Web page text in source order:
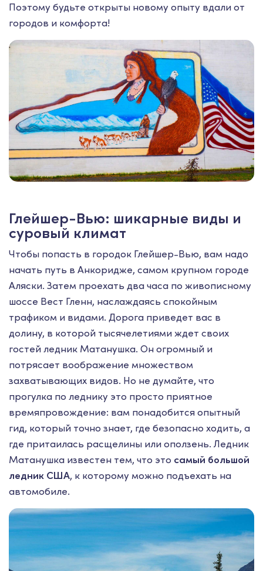
Поэтому будьте открыты новому опыту вдали от
городов и комфорта!
Глейшер-Вью: шикарные виды и
суровый климат
Чтобы попасть в городок Глейшер-Вью, вам надо
начать путь в Анкоридже, самом крупном городе
Аляски. Затем проехать два часа по живописному
шоссе Вест Гленн, наслаждаясь спокойным
трафиком и видами. Дорога приведет вас в
долину, в которой тысячелетиями ждет своих
гостей ледник Матанушка. Он огромный и
потрясает воображение множеством
захватывающих видов. Но не думайте, что
прогулка по леднику это просто приятное
времяпровождение: вам понадобится опытный
гид, который точно знает, где безопасно ходить, а
где притаилась расщелины или оползень. Ледник
Матанушка известен тем, что это самый большой
ледник США, к которому можно подъехать на
автомобиле.